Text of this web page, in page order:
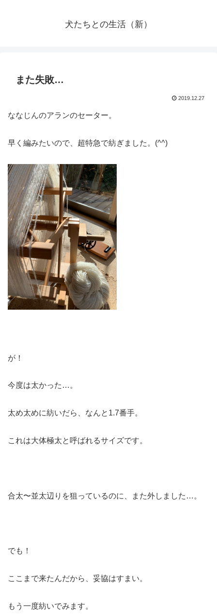
犬たちとの生活（新）
また失敗…
2019.12.27
ななじんのアランのセーター。
早く編みたいので、超特急で紡ぎました。(^^)
が！
今度は太かった…。
太め太めに紡いだら、なんと1.7番手。
これは大体極太と呼ばれるサイズです。
合太〜並太辺りを狙っているのに、また外しました…。
でも！
ここまで来たんだから、妥協はすまい。
もう一度紡いでみます。